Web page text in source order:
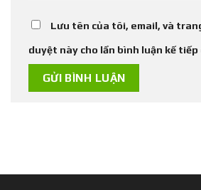
Lưu tên của tôi, email, và
duyệt này cho lần bình luận kế tiếp